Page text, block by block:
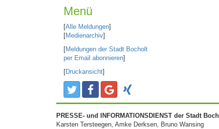
Menü
[Alle Meldungen]
[Medienarchiv]
[Meldungen der Stadt Bocholt
per Email abonnieren]
[Druckansicht]
PRESSE- und INFORMATIONSDIENST der Stadt
Karsten Tersteegen, Amke Derksen, Bruno Wansing